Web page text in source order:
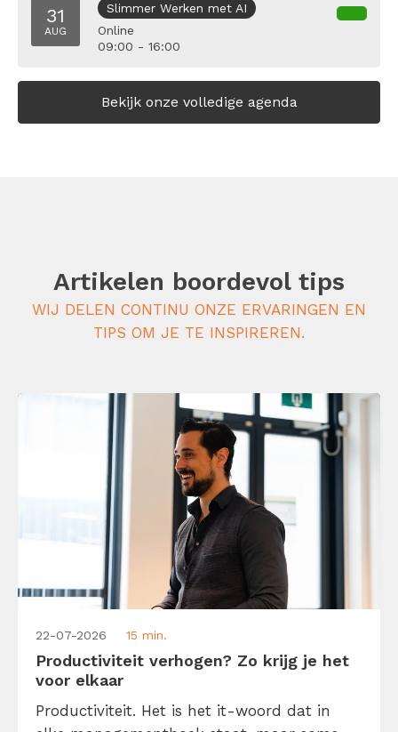
31
AUG
Slimmer Werken met AI
Online
09:00 - 16:00
Bekijk onze volledige agenda
Artikelen boordevol tips
WIJ DELEN CONTINU ONZE ERVARINGEN EN
TIPS OM JE TE INSPIREREN.
22-07-2026 15 min.
Productiviteit verhogen? Zo krijg je het
voor elkaar
Productiviteit. Het is het it-woord dat in